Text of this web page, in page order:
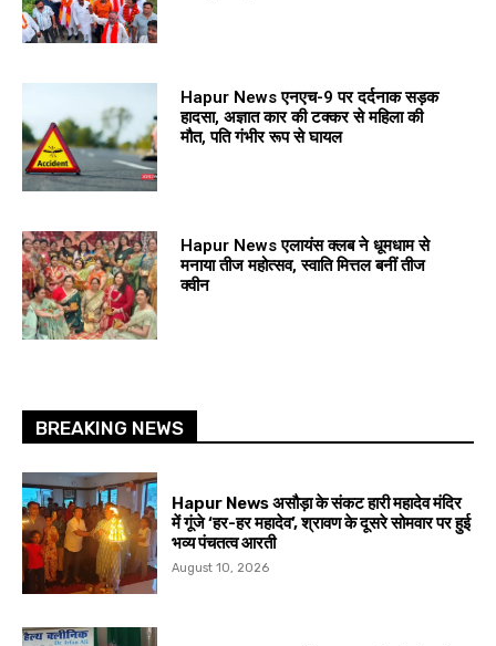
Hapur News एनएच-9 पर दर्दनाक सड़क
हादसा, अज्ञात कार की टक्कर से महिला की
मौत, पति गंभीर रूप से घायल
Hapur News एलायंस क्लब ने धूमधाम से
मनाया तीज महोत्सव, स्वाति मित्तल बनीं तीज
क्वीन
BREAKING NEWS
Hapur News असौड़ा के संकट हारी महादेव मंदिर
में गूंजे ‘हर-हर महादेव’, श्रावण के दूसरे सोमवार पर हुई
भव्य पंचतत्व आरती
August 10, 2026